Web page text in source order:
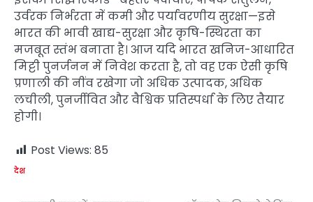
उर्वरक निर्भरता में कमी और पर्यावरणीय सुरक्षा—इसे
भारत की भावी खाद्य-सुरक्षा और कृषि-स्थिरता का
मजबूत स्तंभ बनाता है। आज यदि भारत खनिज-आधारित
मिट्टी पुनर्जनन में निवेश करता है, तो वह एक ऐसी कृषि
प्रणाली की नींव रखेगा जो अधिक उत्पादक, अधिक
लचीली, पुनर्जीवित और वैश्विक प्रतिस्पर्धा के लिए तैयार
होगी।
Post Views: 85
देश